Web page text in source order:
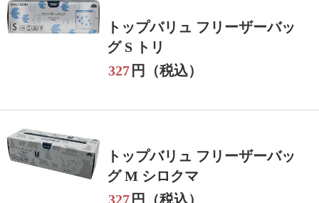
トップバリュ フリーザーバッ
グ S トリ
327 円（税込）
トップバリュ フリーザーバッ
グ M シロクマ
327 円（税込）